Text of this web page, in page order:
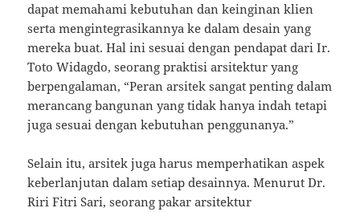
dapat memahami kebutuhan dan keinginan klien
serta mengintegrasikannya ke dalam desain yang
mereka buat. Hal ini sesuai dengan pendapat dari Ir.
Toto Widagdo, seorang praktisi arsitektur yang
berpengalaman, “Peran arsitek sangat penting dalam
merancang bangunan yang tidak hanya indah tetapi
juga sesuai dengan kebutuhan penggunanya.”
Selain itu, arsitek juga harus memperhatikan aspek
keberlanjutan dalam setiap desainnya. Menurut Dr.
Riri Fitri Sari, seorang pakar arsitektur